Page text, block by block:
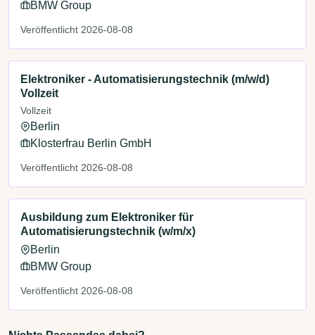
BMW Group
Veröffentlicht 2026-08-08
Elektroniker - Automatisierungstechnik (m/w/d)
Vollzeit
Vollzeit
Berlin
Klosterfrau Berlin GmbH
Veröffentlicht 2026-08-08
Ausbildung zum Elektroniker für
Automatisierungstechnik (w/m/x)
Berlin
BMW Group
Veröffentlicht 2026-08-08